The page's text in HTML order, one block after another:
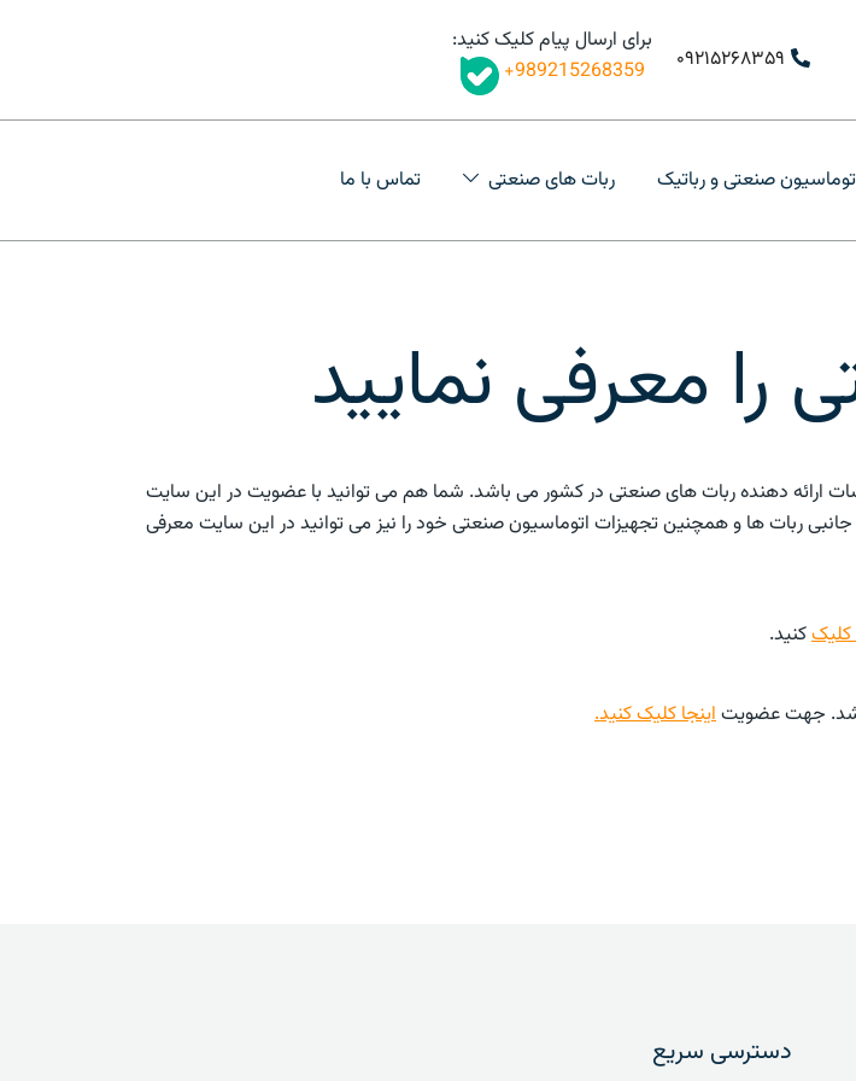
های صنعتی
ربات های صنعتی
۰۹۲۱۵۲۶۸۳۵۹
برای ارسال پیام کلیک کنید:
989215268359+
صنعتی و رباتیک ربات های صنعتی تماس با ما
را معرفی نمایید
ارائه دهنده ربات های صنعتی در کشور می باشد. شما هم می توانید با عضویت در این سایت
جانبی ربات ها و همچنین تجهیزات اتوماسیون صنعتی خود را نیز می توانید در این سایت معرفی
کلیککنید.
جهت عضویتاینجا کلیک کنید.
دسترسی سریع